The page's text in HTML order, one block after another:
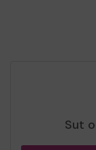
Sut